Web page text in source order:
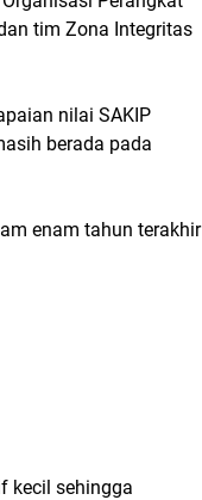
tim Zona Integritas
nilai SAKIP
berada pada
enam tahun terakhir
kecil sehingga